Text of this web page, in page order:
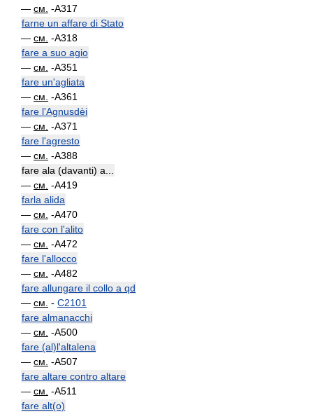
— см. -A317
farne un affare di Stato
— см. -A318
fare a suo agio
— см. -A351
fare un'agliata
— см. -A361
fare l'Agnusdèi
— см. -A371
fare l'agresto
— см. -A388
fare ala (davanti) a...
— см. -A419
farla alida
— см. -A470
fare con l'alito
— см. -A472
fare l'allocco
— см. -A482
fare allungare il collo a qd
— см. - C2101
fare almanacchi
— см. -A500
fare (al)l'altalena
— см. -A507
fare altare contro altare
— см. -A511
fare alt(o)